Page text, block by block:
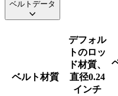
ベルトデータ
ベルト材質
デフォル
トのロッ
ド材質、
直径0.24
インチ